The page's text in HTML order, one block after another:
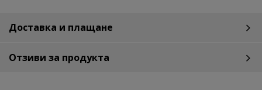
Доставка и плащане
Отзиви за продукта